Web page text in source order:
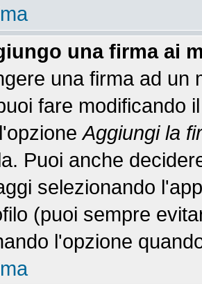
una firma ai
una firma ad un
fare modificando
Aggiungi la
Puoi anche
selezionando
(puoi sempre
l'opzione